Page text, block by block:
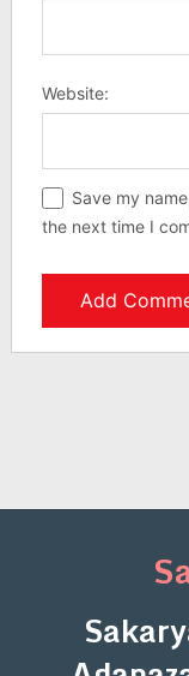
Website:
Save my
the next time I